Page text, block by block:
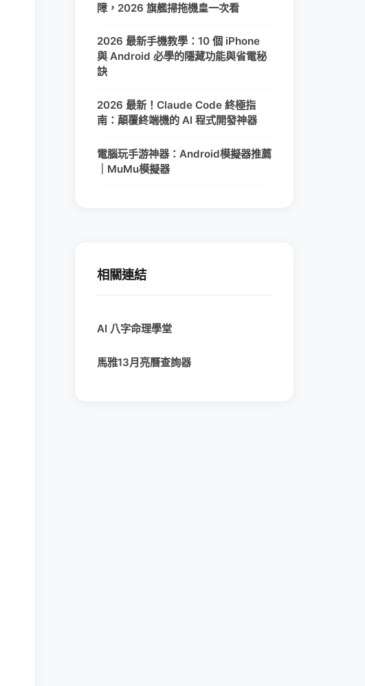
障，2026 旗艦掃拖機皇一次看
2026 最新手機教學：10 個 iPhone
與 Android 必學的隱藏功能與省電秘
訣
2026 最新！Claude Code 終極指
南：顛覆終端機的 AI 程式開發神器
電腦玩手游神器：Android模擬器推薦
｜MuMu模擬器
相關連結
AI 八字命理學堂
馬雅13月亮曆查詢器